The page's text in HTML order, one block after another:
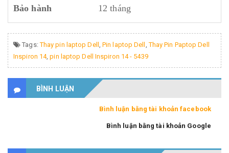
Bảo hành
12 tháng
Tags:Thay pin laptop Dell ,Pin laptop Dell ,Thay Pin Paptop Dell
Inspiron 14,pin laptop Dell Inspiron 14 - 5439
BÌNH LUẬN
Bình luận bằng tài khoản facebook
Bình luận bằng tài khoản Google